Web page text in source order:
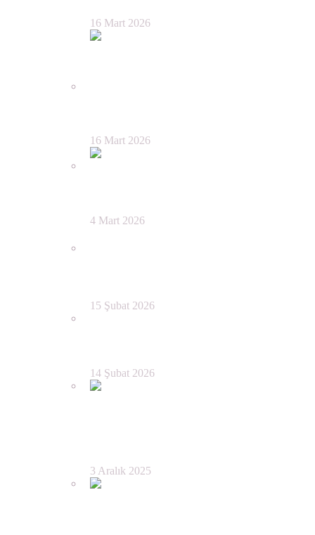
16 Mart 2026
16 Mart 2026
4 Mart 2026
15 Şubat 2026
14 Şubat 2026
3 Aralık 2025